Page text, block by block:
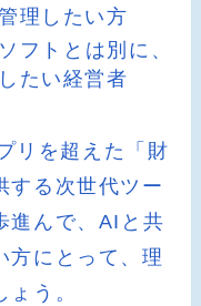
理したい方
フトとは別に、
たい経営者
リを超えた「財
する次世代ツー
進んで、AIと共
方にとって、理
う。